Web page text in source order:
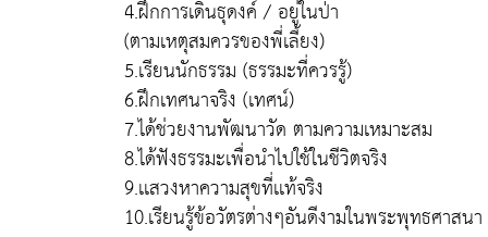
4.ฝึกการเดินธุดงค์ / อยู่ในป่า
(ตามเหตุสมควรของพี่เลี้ยง)
5.เรียนนักธรรม (ธรรมะที่ควรรู้)
6.ฝึกเทศนาจริง (เทศน์)
7.ได้ช่วยงานพัฒนาวัด ตามความเหมาะสม
8.ได้ฟังธรรมะเพื่อนำไปใช้ในชีวิตจริง
9.เเสวงหาความสุขที่เเท้จริง
10.เรียนรู้ข้อวัตรต่างๆอันดีงามในพระพุทธศาสนา